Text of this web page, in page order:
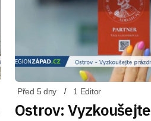
Před 5 dny 1 Editor
Ostrov: Vyzkoušejte